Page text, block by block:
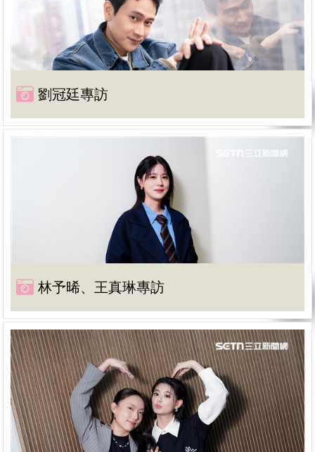
劉冠廷專訪
林予晞、王真琳專訪